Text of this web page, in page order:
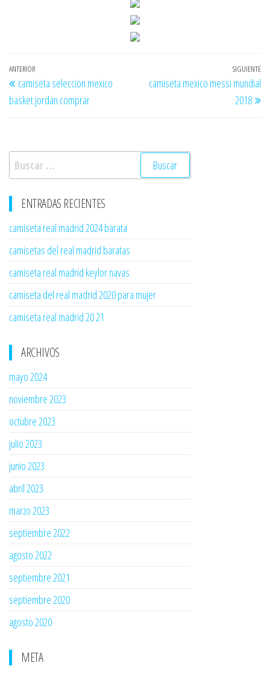
Navegación
de
entradas
Entrada
anterior
ANTERIOR
camiseta seleccion mexico
basket jordan comprar
SIGUIENTE
camiseta mexico messi mundial
2018
Buscar:
ENTRADAS RECIENTES
camiseta real madrid 2024 barata
camisetas del real madrid baratas
camiseta real madrid keylor navas
camiseta del real madrid 2020 para mujer
camiseta real madrid 20 21
ARCHIVOS
mayo 2024
noviembre 2023
octubre 2023
julio 2023
junio 2023
abril 2023
marzo 2023
septiembre 2022
agosto 2022
septiembre 2021
septiembre 2020
agosto 2020
META